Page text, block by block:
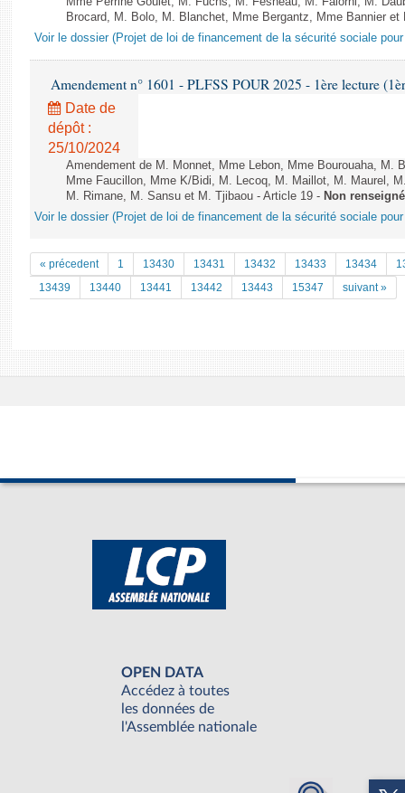
Brocard, M. Bolo, M. Blanchet, Mme Bergantz, Mme Bannier
Voir le dossier (Projet de loi de financement de la sécurité sociale pour
Amendement n° 1601 - PLFSS POUR 2025 - 1ère lecture
Date de
dépôt :
25/10/2024
Amendement de M. Monnet, Mme Lebon, Mme Bourouaha, M.
Mme Faucillon, Mme K/Bidi, M. Lecoq, M. Maillot, M. Maurel,
M. Rimane, M. Sansu et M. Tjibaou - Article 19 - Non renseigné
Voir le dossier (Projet de loi de financement de la sécurité sociale pour
« précedent 1 13430 13431 13432 13433 13434
13439
13440 13441 13442 13443 15347 suivant »
OPEN DATA
Accédez à toutes
les données de
l'Assemblée nationale